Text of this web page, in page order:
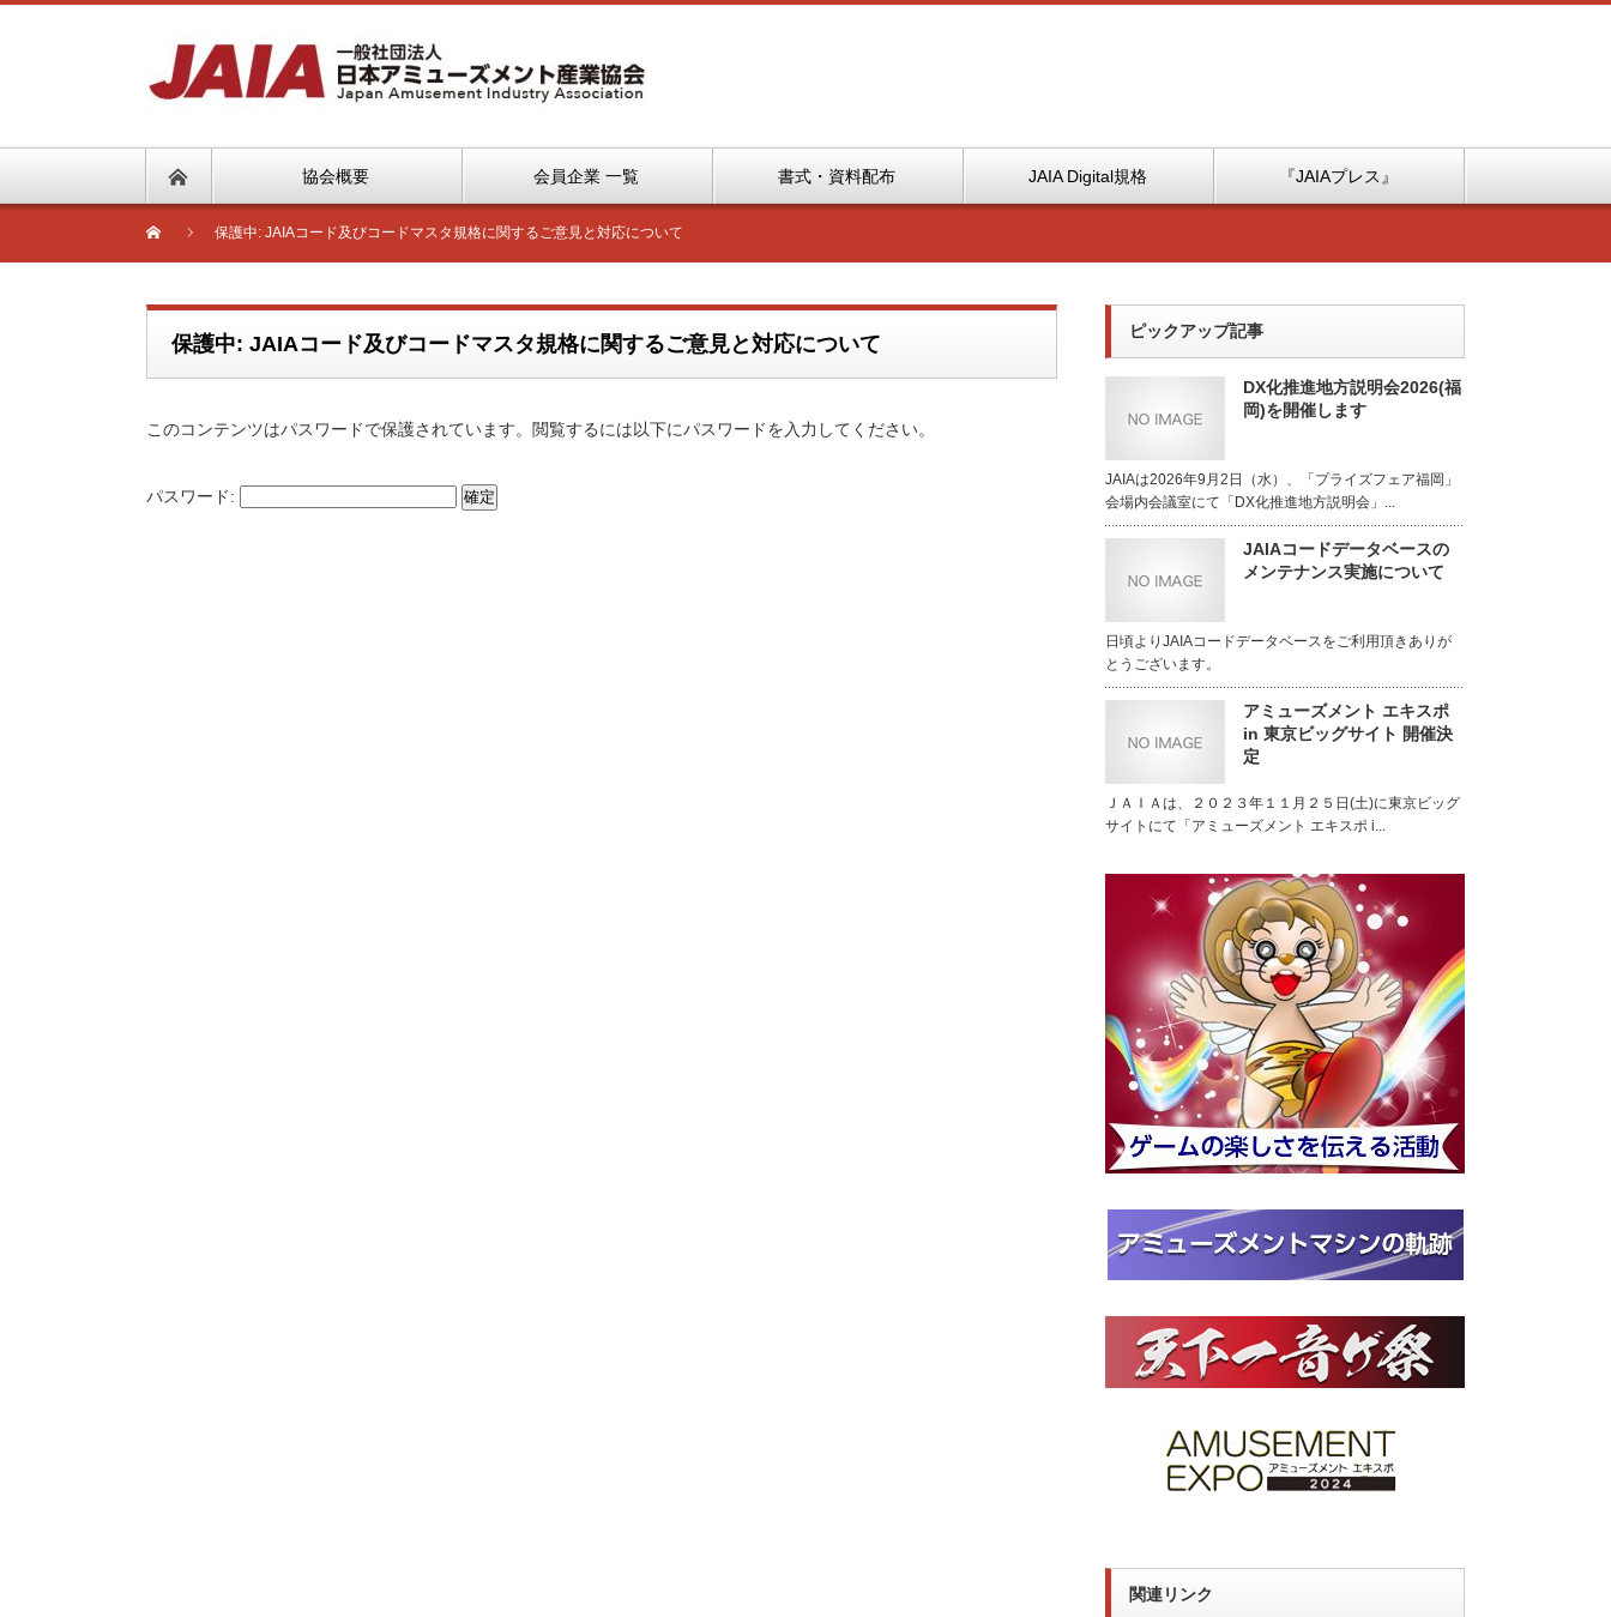
協会概要 会員企業 一覧 書式・資料配布 JAIA Digital規格 『JAIAプレス』
保護中: JAIAコード及びコードマスタ規格に関するご意見と対応について
保護中: JAIAコード及びコードマスタ規格に関するご意見と対応について
このコンテンツはパスワードで保護されています。閲覧するには以下にパスワードを入力してください。
パスワード:
ピックアップ記事
DX化推進地方説明会2026(福
岡)を開催します
JAIAは2026年9月2日（水）、「プライズフェア福岡」
会場内会議室にて「DX化推進地方説明会」...
JAIAコードデータベースの
メンテナンス実施について
日頃よりJAIAコードデータベースをご利用頂きありが
とうございます。
アミューズメント エキスポ
in 東京ビッグサイト 開催決
定
ＪＡＩＡは、２０２３年１１月２５日(土)に東京ビッグ
サイトにて「アミューズメント エキスポ i...
関連リンク